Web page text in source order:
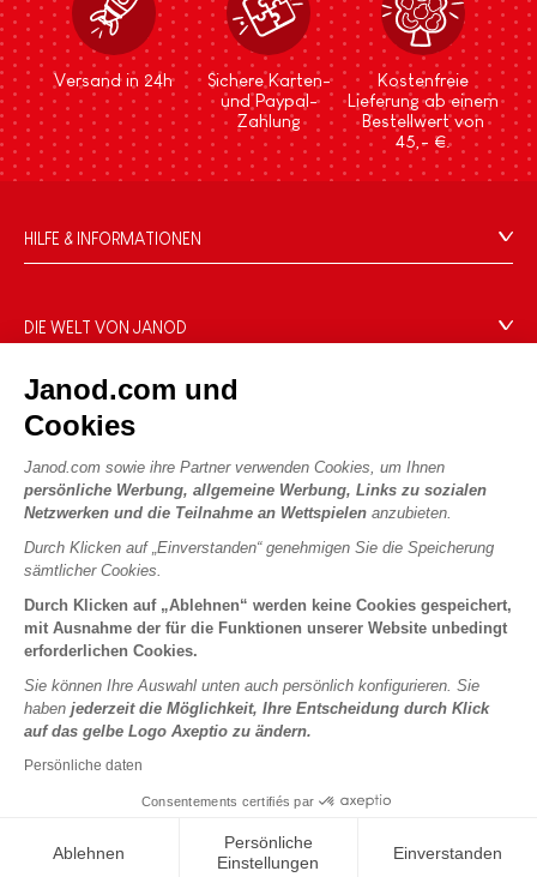
Janod.com und
Cookies
Janod.com sowie ihre Partner verwenden Cookies, um Ihnen
persönliche Werbung, allgemeine Werbung, Links zu sozialen
Netzwerken und die Teilnahme an Wettspielen anzubieten.
Durch Klicken auf „Einverstanden“ genehmigen Sie die Speicherung
sämtlicher Cookies.
Durch Klicken auf „Ablehnen“ werden keine Cookies gespeichert,
mit Ausnahme der für die Funktionen unserer Website unbedingt
erforderlichen Cookies.
Sie können Ihre Auswahl unten auch persönlich konfigurieren. Sie
haben jederzeit die Möglichkeit, Ihre Entscheidung durch Klick
auf das gelbe Logo Axeptio zu ändern.
Persönliche daten
Consentements certifiés par
Ablehnen
Persönliche
Einstellungen
Einverstanden
Versand in 24h
Sichere Karten-
und Paypal-
Zahlung
Kostenfreie
Lieferung ab einem
Bestellwert von
45,- €.
HILFE & INFORMATIONEN
FAQ
Händler
Produktrückruf
Persönliche daten
Cookies
Nutzungsbedingungen #YesJanod
DIE WELT VON JANOD
Unsere Expertise
CSR-Verpflichtungen
Was ist FSC®?
UNSERE LEISTUNGEN
Sicheres Bezahlen
Lieferbedingungen
Spielregeln und Anleitungen
Lose Stücke
Kinderaktivitäten zum Download
PROFESSIONAL
Pressekontakte
Copyright © 2026 Janod - Alle Rechte vorbehalten -
Hinweise